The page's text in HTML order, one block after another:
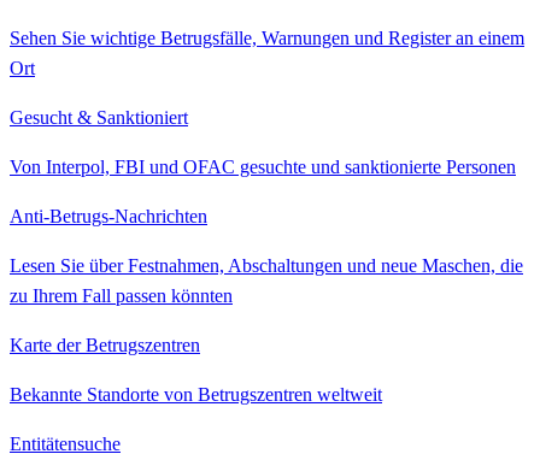
Sehen Sie wichtige Betrugsfälle, Warnungen und Register an einem
Ort
Gesucht & Sanktioniert
Von Interpol, FBI und OFAC gesuchte und sanktionierte Personen
Anti-Betrugs-Nachrichten
Lesen Sie über Festnahmen, Abschaltungen und neue Maschen, die
zu Ihrem Fall passen könnten
Karte der Betrugszentren
Bekannte Standorte von Betrugszentren weltweit
Entitätensuche